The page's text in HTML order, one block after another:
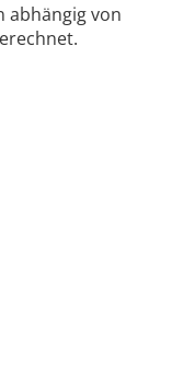
abhängig von